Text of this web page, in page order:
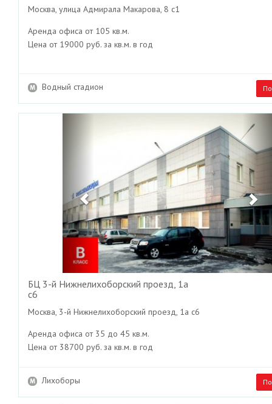
Москва, улица Адмирала Макарова, 8 с1
Аренда офиса от 105 кв.м.
Цена от 19000 руб. за кв.м. в год
Водный стадион
БЦ 3-й Нижнелихоборский проезд, 1а
с6
Москва, 3-й Нижнелихоборский проезд, 1а с6
Аренда офиса от 35 до 45 кв.м.
Цена от 38700 руб. за кв.м. в год
Лихоборы